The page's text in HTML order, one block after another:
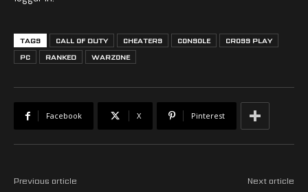
TAGS CALL OF DUTY CHEATERS CONSOLE
CROSS PLAY
PC
RANKED WARZONE
Facebook X Pinterest
Previous article Next article